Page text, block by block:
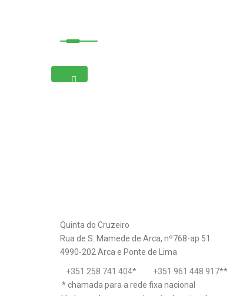
Quinta do Cruzeiro
Rua de S. Mamede de Arca, nº768-ap 51
4990-202 Arca e Ponte de Lima
+351 258 741 404* +351 961 448 917**
* chamada para a rede fixa nacional